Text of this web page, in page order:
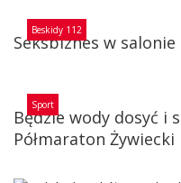
Beskidy 112
Seksbiznes w salonie
Sport
Będzie wody dosyć i
Półmaraton Żywiecki